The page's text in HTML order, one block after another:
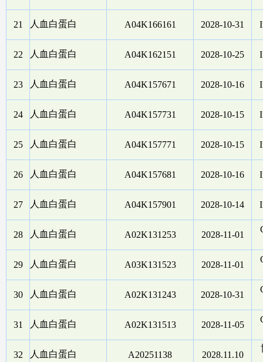
21 人血白蛋白 A04K166161 2028-10-31
22 人血白蛋白 A04K162151 2028-10-25
23 人血白蛋白 A04K157671 2028-10-16
24 人血白蛋白 A04K157731 2028-10-15
25 人血白蛋白 A04K157771 2028-10-15
26 人血白蛋白 A04K157681 2028-10-16
27 人血白蛋白 A04K157901 2028-10-14
28 人血白蛋白 A02K131253 2028-11-01
29 人血白蛋白 A03K131523 2028-11-01
30 人血白蛋白 A02K131243 2028-10-31
31 人血白蛋白 A02K131513 2028-11-05
32 人血白蛋白 A20251138 2028.11.10